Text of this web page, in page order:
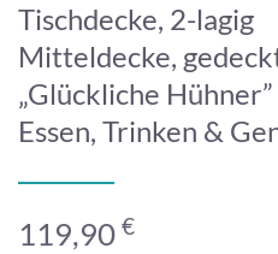
Tischdecke, 2-lagig
Mitteldecke,
„Glückliche Hühner”
Essen, Trinken &
119,90 €